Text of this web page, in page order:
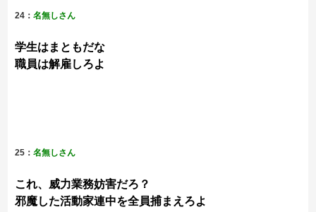
24：名無しさん
学生はまともだな
職員は解雇しろよ
25：名無しさん
これ、威力業務妨害だろ？
邪魔した活動家連中を全員捕まえろよ